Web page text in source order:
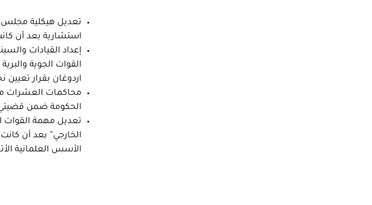
تعديل هيكلية مجلس
استشارية بعد أن
إعداد القيادات
اردوغان بقرار
محاكمات العشرات
الحكومة ضمن قضيتي
تعديل مهمة القوات
الأسس العلمانية